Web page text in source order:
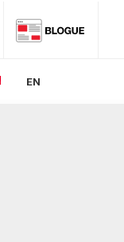
EN